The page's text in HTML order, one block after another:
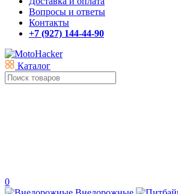
Вопросы и ответы
Контакты
+7 (927) 144-44-90
Каталог
0